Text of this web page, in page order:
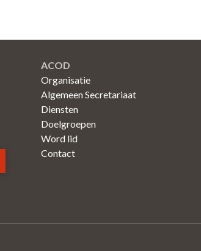
ACOD
Organisatie
Algemeen Secretariaat
Diensten
Doelgroepen
Word lid
Contact